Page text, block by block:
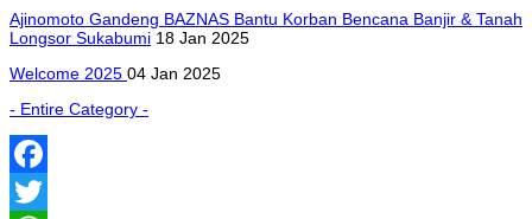
Ajinomoto Gandeng BAZNAS Bantu Korban Bencana Banjir & Tanah
Longsor Sukabumi 18 Jan 2025
Welcome 2025 04 Jan 2025
- Entire Category -
Facebook